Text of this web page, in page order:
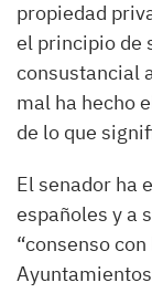
propiedad
el principio de
consustancial
mal ha hecho
de lo que
El senador ha
españoles y a
“consenso